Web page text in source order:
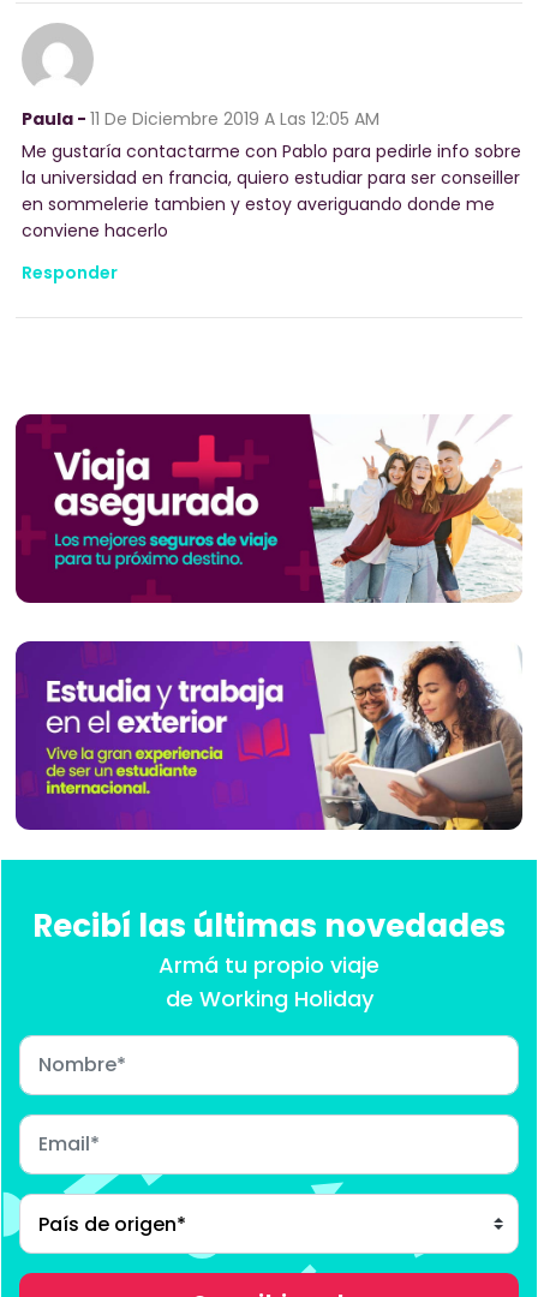
Paula - 11 De Diciembre 2019 A Las 12:05 AM
Me gustaría contactarme con Pablo para pedirle info sobre
la universidad en francia, quiero estudiar para ser conseiller
en sommelerie tambien y estoy averiguando donde me
conviene hacerlo
Responder
Recibí las últimas novedades
Armá tu propio viaje
de Working Holiday